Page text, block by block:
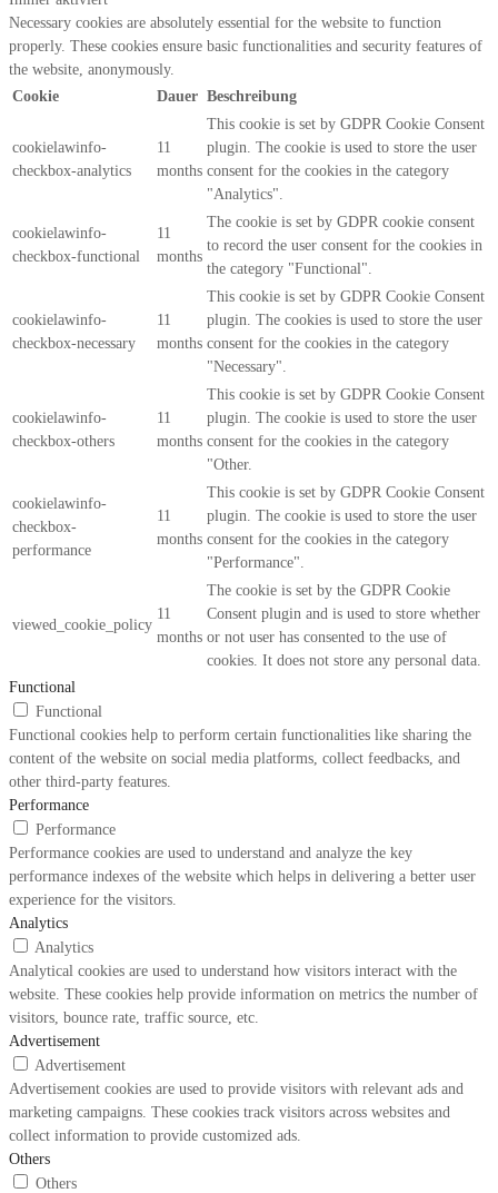
Necessary cookies are absolutely essential for the website to function
properly. These cookies ensure basic functionalities and security features of
the website, anonymously.
Cookie
Dauer Beschreibung
cookielawinfo-
checkbox-analytics
11
months
This cookie is set by GDPR Cookie Consent
plugin. The cookie is used to store the user
consent for the cookies in the category
"Analytics".
cookielawinfo-
checkbox-functional
11
months
The cookie is set by GDPR cookie consent
to record the user consent for the cookies in
the category "Functional".
cookielawinfo-
checkbox-necessary
11
months
This cookie is set by GDPR Cookie Consent
plugin. The cookies is used to store the user
consent for the cookies in the category
"Necessary".
cookielawinfo-
checkbox-others
11
months
This cookie is set by GDPR Cookie Consent
plugin. The cookie is used to store the user
consent for the cookies in the category
"Other.
cookielawinfo-
checkbox-
performance
11
months
This cookie is set by GDPR Cookie Consent
plugin. The cookie is used to store the user
consent for the cookies in the category
"Performance".
viewed_cookie_policy
11
months
The cookie is set by the GDPR Cookie
Consent plugin and is used to store whether
or not user has consented to the use of
cookies. It does not store any personal data.
Functional
Functional
Functional cookies help to perform certain functionalities like sharing the
content of the website on social media platforms, collect feedbacks, and
other third-party features.
Performance
Performance
Performance cookies are used to understand and analyze the key
performance indexes of the website which helps in delivering a better user
experience for the visitors.
Analytics
Analytics
Analytical cookies are used to understand how visitors interact with the
website. These cookies help provide information on metrics the number of
visitors, bounce rate, traffic source, etc.
Advertisement
Advertisement
Advertisement cookies are used to provide visitors with relevant ads and
marketing campaigns. These cookies track visitors across websites and
collect information to provide customized ads.
Others
Others